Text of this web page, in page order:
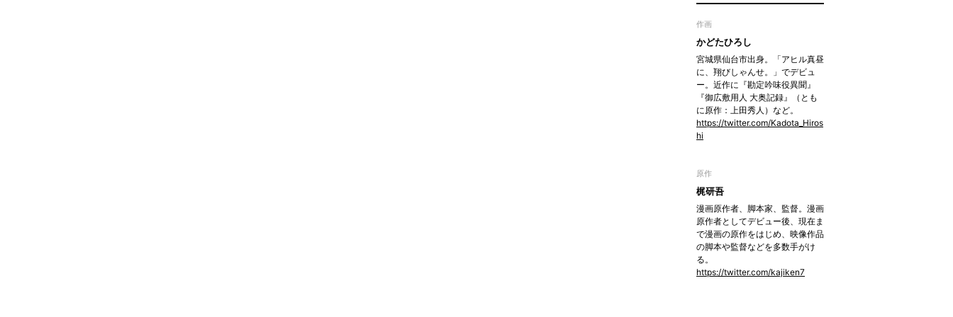
作画
かどたひろし
宮城県仙台市出身。「アヒル真昼
に、翔びしゃんせ。」でデビュ
ー。近作に『勘定吟味役異聞』
『御広敷用人 大奥記録』（とも
に原作：上田秀人）など。
https://twitter.com/Kadota_Hiros
hi
原作
梶研吾
漫画原作者、脚本家、監督。漫画
原作者としてデビュー後、現在ま
で漫画の原作をはじめ、映像作品
の脚本や監督などを多数手がけ
る。
https://twitter.com/kajiken7